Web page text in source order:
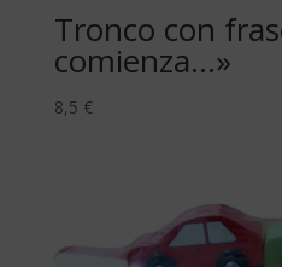
Tronco con
comienza…»
8,5 €